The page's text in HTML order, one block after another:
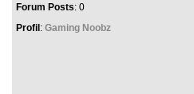
Forum Posts: 0
Profil : Gaming Noobz